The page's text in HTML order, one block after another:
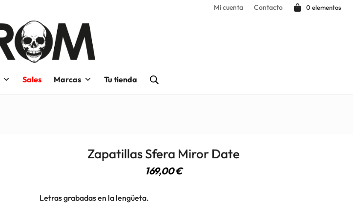
Mi cuenta Contacto 0 elementos
Sales Marcas Tu tienda
Zapatillas Sfera Miror Date
169,00€
Letras grabadas en la lengüeta.